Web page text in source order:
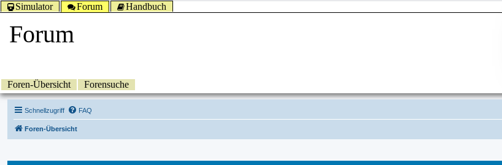
Simulator Forum Handbuch
Forum
Foren-Übersicht Forensuche
Schnellzugriff FAQ
Foren-Übersicht